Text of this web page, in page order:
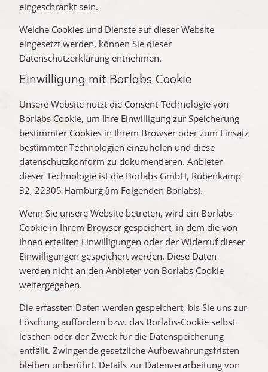
eingeschränkt sein.
Welche Cookies und Dienste auf dieser Website
eingesetzt werden, können Sie dieser
Datenschutzerklärung entnehmen.
Einwilligung mit Borlabs Cookie
Unsere Website nutzt die Consent-Technologie von
Borlabs Cookie, um Ihre Einwilligung zur Speicherung
bestimmter Cookies in Ihrem Browser oder zum Einsatz
bestimmter Technologien einzuholen und diese
datenschutzkonform zu dokumentieren. Anbieter
dieser Technologie ist die Borlabs GmbH, Rübenkamp
32, 22305 Hamburg (im Folgenden Borlabs).
Wenn Sie unsere Website betreten, wird ein Borlabs-
Cookie in Ihrem Browser gespeichert, in dem die von
Ihnen erteilten Einwilligungen oder der Widerruf dieser
Einwilligungen gespeichert werden. Diese Daten
werden nicht an den Anbieter von Borlabs Cookie
weitergegeben.
Die erfassten Daten werden gespeichert, bis Sie uns zur
Löschung auffordern bzw. das Borlabs-Cookie selbst
löschen oder der Zweck für die Datenspeicherung
entfällt. Zwingende gesetzliche Aufbewahrungsfristen
bleiben unberührt. Details zur Datenverarbeitung von